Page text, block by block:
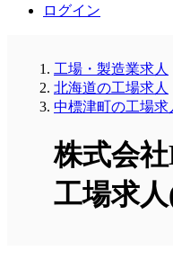
ログイン
工場・製造業求人
北海道の工場求人
中標津町の工場求
株式会
工場求人